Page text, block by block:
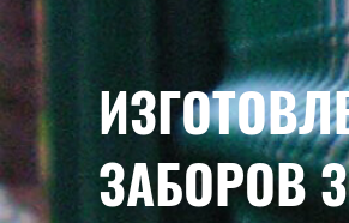
ЗАБОРОВ